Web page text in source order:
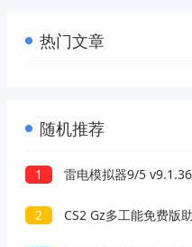
热门文章
随机推荐
1 雷电模拟器9/5 v9.1.36.0/
2 CS2 Gz多工能免费版